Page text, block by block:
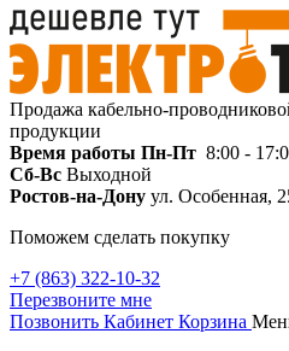
Продажа кабельно-
продукции
Время работы Пн-Пт 8:00 -
Сб-Вс Выходной
Ростов-на-Дону ул. Особенная,
Поможем сделать покупку
+7 (863) 322-10-32
Перезвоните мне
Позвонить Кабинет Корзина